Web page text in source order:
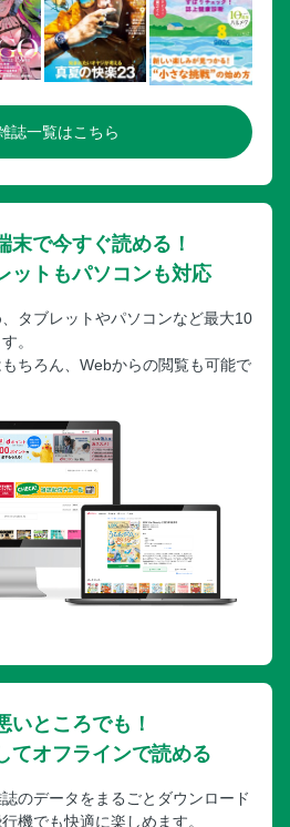
誌一覧はこちら
末で今すぐ読める！
ットもパソコンも対応
タブレットやパソコンなど最大10
。
ちろん、Webからの閲覧も可能で
いところでも！
てオフラインで読める
のデータをまるごとダウンロード
機でも快適に楽しめます。